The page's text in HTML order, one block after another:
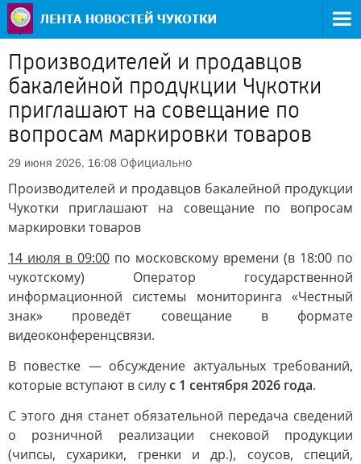
Производителей и продавцов
бакалейной продукции Чукотки
приглашают на совещание по
вопросам маркировки товаров
29 июня 2026, 16:08 Официально
Производителей и продавцов бакалейной продукции
Чукотки приглашают на совещание по вопросам
маркировки товаров
14 июля в 09:00 по московскому времени (в 18:00 по
чукотскому) Оператор государственной
информационной системы мониторинга «Честный
знак» проведёт совещание в формате
видеоконференцсвязи.
В повестке — обсуждение актуальных требований,
которые вступают в силус 1 сентября 2026 года.
С этого дня станет обязательной передача сведений
о розничной реализации снековой продукции
(чипсы, сухарики, гренки и др.), соусов, специй,